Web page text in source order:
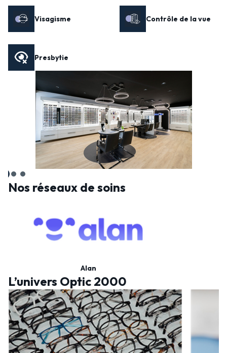
Visagisme Contrôle de la vue
Presbytie
Nos réseaux de soins
Alan
L’univers Optic 2000